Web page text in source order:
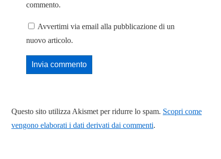
commento.
Avvertimi via email alla pubblicazione di un
nuovo articolo.
Questo sito utilizza Akismet per ridurre lo spam. Scopri come
vengono elaborati i dati derivati dai commenti.